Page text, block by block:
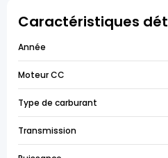
Caractéristiques
Année
Moteur CC
Type de carburant
Transmission